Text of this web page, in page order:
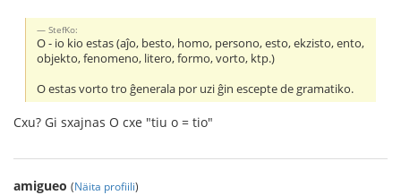
StefKo:
O - io kio estas (aĵo, besto, homo, persono, esto, ekzisto, ento,
objekto, fenomeno, litero, formo, vorto, ktp.)
O estas vorto tro ĝenerala por uzi ĝin escepte de gramatiko.
Cxu? Gi sxajnas O cxe "tiu o = tio"
amigueo (Näita profiili)